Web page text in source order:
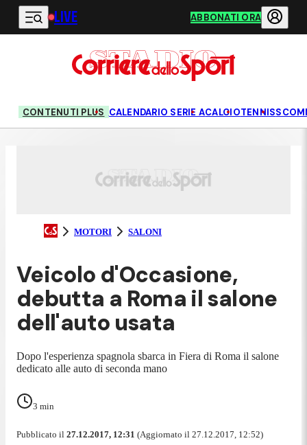
Vai al contenuto principale
LIVE ABBONATI ORA
CONTENUTI PLUS CALENDARIO SERIE ACALCIOTENNIS
MOTORI SALONI
Veicolo d'Occasione,
debutta a Roma il salone
dell'auto usata
Dopo l'esperienza spagnola sbarca in Fiera di Roma il salone
dedicato alle auto di seconda mano
3 min
Pubblicato il 27.12.2017, 12:31 (Aggiornato il 27.12.2017, 12:52)